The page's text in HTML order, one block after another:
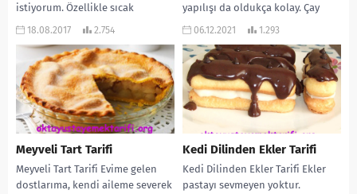
istiyorum. Özellikle sıcak
günlerde yenebilecek, içinizi...
18.08.2017 2.754
yapılışı da oldukça kolay. Çay
saatleri için...
06.12.2021 1.293
Meyveli Tart Tarifi
Meyveli Tart Tarifi Evime gelen
dostlarıma, kendi aileme severek
Kedi Dilinden Ekler Tarifi
Kedi Dilinden Ekler Tarifi Ekler
pastayı sevmeyen yoktur.